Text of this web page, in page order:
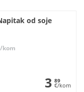
od soje
kom
3 89
€/kom